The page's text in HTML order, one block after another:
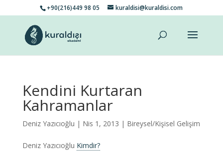
+90(216)449 98 05 kuraldisi@kuraldisi.com
Kendini Kurtaran
Kahramanlar
Deniz Yazıcıoğlu | Nis 1, 2013 | Bireysel/Kişisel Gelişim
Deniz Yazıcıoğlu Kimdir?